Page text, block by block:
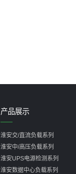
产品展示
淮安交/直流负载系列
淮安中/高压负载系列
淮安UPS电源检测系列
淮安数据中心负载系列